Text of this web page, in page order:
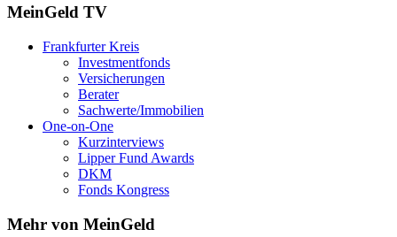
MeinGeld TV
Frankfurter Kreis
Investmentfonds
Versicherungen
Berater
Sachwerte/Immobilien
One-on-One
Kurzinterviews
Lipper Fund Awards
DKM
Fonds Kongress
Mehr von MeinGeld